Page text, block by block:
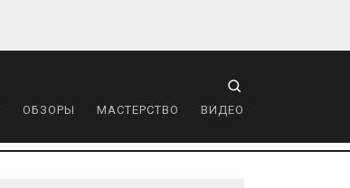
ОБЗОРЫ МАСТЕРСТВО ВИДЕО